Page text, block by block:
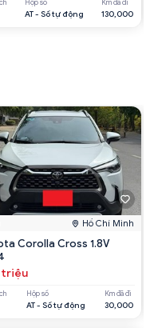
Hộp số
AT - Số tự động
Km đã đi
130,000
Hồ Chí Minh
Corolla Cross 1.8V
triệu
Hộp số
AT - Số tự động
Km đã đi
30,000